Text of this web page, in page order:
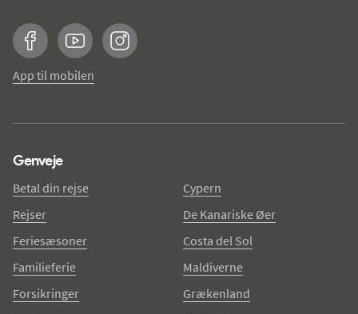
FacebookYouTubeInstagram
App til mobilen
Genveje
Betal din rejse
Rejser
Feriesæsoner
Familieferie
Forsikringer
Cypern
De Kanariske Øer
Costa del Sol
Maldiverne
Grækenland